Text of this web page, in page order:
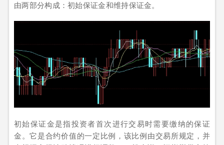
由两部分构成：初始保证金和维持保证金。
初始保证金是指投资者首次进行交易时需要缴纳的保证
金。它是合约价值的一定比例，该比例由交易所规定，并